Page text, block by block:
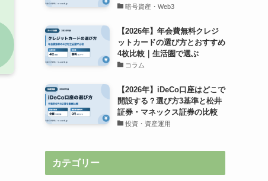
暗号資産・Web3
【2026年】年会費無料クレジ
ットカードの選び方とおすすめ
4枚比較｜生活圏で選ぶ
コラム
【2026年】iDeCo口座はどこで
開設する？選び方3基準と松井
証券・マネックス証券の比較
投資・資産運用
カテゴリー